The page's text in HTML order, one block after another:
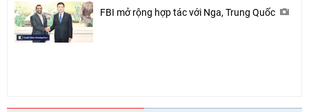
FBI mở rộng hợp tác với Nga, Trung Quốc